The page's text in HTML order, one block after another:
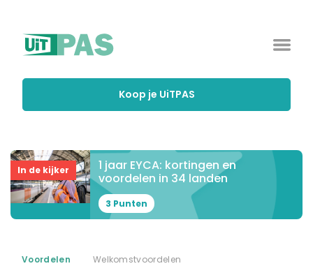
Koop je UiTPAS
In de kijker
1 jaar EYCA: kortingen en
voordelen in 34 landen
3 Punten
Voordelen Welkomstvoordelen